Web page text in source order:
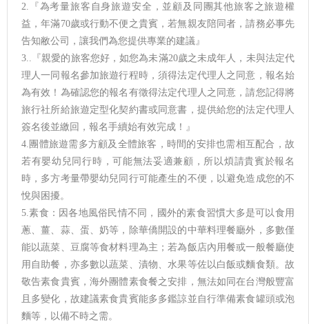
2.『為考量旅客自身旅遊安全，並顧及同團其他旅客之旅遊權
益，年滿70歲或行動不便之貴賓，若無親友陪同者，請務必事先
告知敝公司，讓我們為您提供專業的建議』
3..『親愛的旅客您好，如您為未滿20歲之未成年人，未與法定代
理人一同報名參加旅遊行程時，須得法定代理人之同意，報名始
為有效！為確認您的報名有徵得法定代理人之同意，請您記得將
旅行社所給旅遊定型化契約書或同意書，提供給您的法定代理人
簽名後並繳回，報名手續始有效完成！』
4.團體旅遊需多方顧及全體旅客，時間的安排也需相互配合，故
若有嬰幼兒同行時，可能無法妥適兼顧，所以煩請貴賓於報名
時，多方考量帶嬰幼兒同行可能產生的不便，以避免造成您的不
悅與困擾。
5.素食：因各地風俗民情不同，國外的素食習慣大多是可以食用
蔥、薑、蒜、蛋、奶等，除華僑開設的中華料理餐廳外，多數僅
能以蔬菜、豆腐等食材料理為主；若為飯店內用餐或一般餐廳使
用自助餐，亦多數以蔬菜、漬物、水果等佐以白飯或麵食類。故
敬告素食貴賓，海外團體素食餐之安排，無法如同在台灣般豐富
且多變化，故建議素食貴賓能多多鑑諒並自行準備素食罐頭或泡
麵等，以備不時之需。